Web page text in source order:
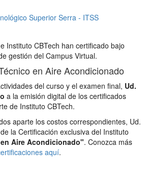
Superior Serra - ITSS
Instituto CBTech han certificado bajo
gestión del Campus Virtual.
en Aire Acondicionado
del curso y el examen final, Ud.
a la emisión digital de los certificados
de Instituto CBTech.
aparte los costos correspondientes, Ud.
la Certificación exclusiva del Instituto
Aire Acondicionado". Conozca más
aquí.